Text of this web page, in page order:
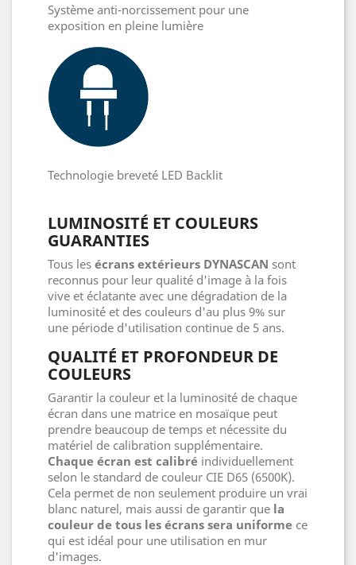
Système anti-norcissement pour une
exposition en pleine lumière
Technologie breveté LED Backlit
LUMINOSITÉ ET COULEURS
GUARANTIES
Tous les écrans extérieurs DYNASCAN sont
reconnus pour leur qualité d'image à la fois
vive et éclatante avec une dégradation de la
luminosité et des couleurs d'au plus 9% sur
une période d'utilisation continue de 5 ans.
QUALITÉ ET PROFONDEUR DE
COULEURS
Garantir la couleur et la luminosité de chaque
écran dans une matrice en mosaïque peut
prendre beaucoup de temps et nécessite du
matériel de calibration supplémentaire.
Chaque écran est calibré individuellement
selon le standard de couleur CIE D65 (6500K).
Cela permet de non seulement produire un vrai
blanc naturel, mais aussi de garantir que la
couleur de tous les écrans sera uniforme ce
qui est idéal pour une utilisation en mur
d'images.